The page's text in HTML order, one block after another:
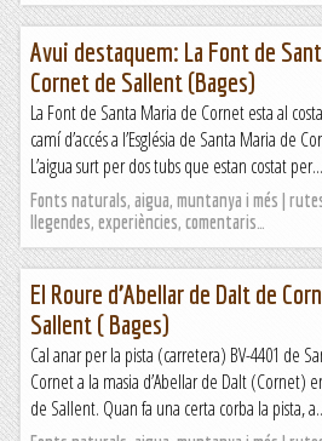
Avui destaquem: La Font de
Cornet de Sallent (Bages)
La Font de Santa Maria de Cornet esta al
camí d’accés a l’Església de Santa Maria de
L’aigua surt per dos tubs que estan costat per...
Fonts naturals, aigua, muntanya i més |
llegendes, experiències, comentaris…
El Roure d’Abellar de Dalt de
Sallent ( Bages)
Cal anar per la pista (carretera) BV-4401 de
Cornet a la masia d’Abellar de Dalt (Cornet)
de Sallent. Quan fa una certa corba la pista,